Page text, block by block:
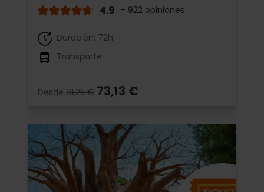
4.9 - 922 opiniones
Duración: 72h
Transporte
Desde 81,25 € 73,13 €